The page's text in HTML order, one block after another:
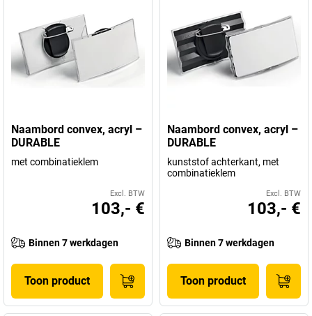
Naambord convex, acryl –
DURABLE
met combinatieklem
Excl. BTW
103,- €
Binnen 7 werkdagen
Toon product
Naambord convex, acryl –
DURABLE
kunststof achterkant, met
combinatieklem
Excl. BTW
103,- €
Binnen 7 werkdagen
Toon product